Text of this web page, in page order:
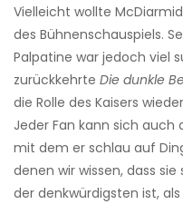
Vielleicht wollte
des Bühnenschauspiels.
Palpatine war jedoch viel
zurückkehrte Die dunkle
die Rolle des Kaisers
Jeder Fan kann sich auch
mit dem er schlau auf
denen wir wissen, dass
der denkwürdigsten ist,